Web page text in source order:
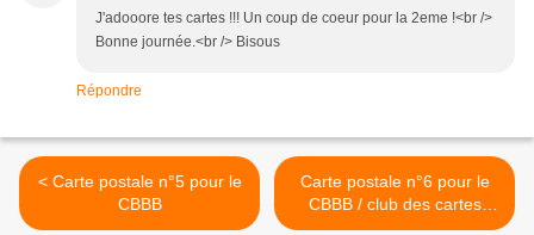
J'adooore tes cartes !!! Un coup de coeur pour la 2eme !<br />
Bonne journée.<br /> Bisous
Répondre
< Carte postale n°5 pour le
CBBB
Carte postale n°6 pour le
CBBB / club des cartes
n°15 pour La Guilde >